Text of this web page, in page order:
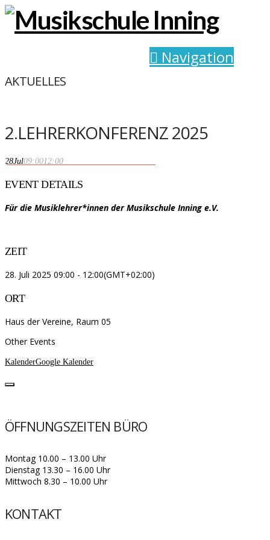
Navigation
AKTUELLES
2.LEHRERKONFERENZ 2025
28Jul09:0012:00
EVENT DETAILS
Für die Musiklehrer*innen der Musikschule Inning e.V.
ZEIT
28. Juli 2025 09:00 - 12:00(GMT+02:00)
ORT
Haus der Vereine, Raum 05
Other Events
KalenderGoogle Kalender
ÖFFNUNGSZEITEN BÜRO
Montag 10.00 – 13.00 Uhr
Dienstag 13.30 – 16.00 Uhr
Mittwoch 8.30 – 10.00 Uhr
KONTAKT